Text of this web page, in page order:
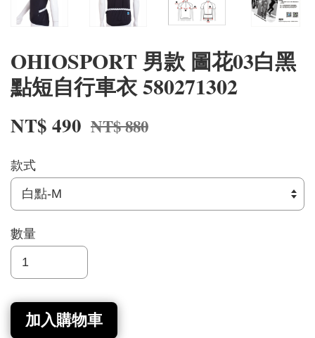
OHIOSPORT 男款 圖花03白黑
點短自行車衣 580271302
NT$ 490 NT$ 880
款式
數量
加入購物車